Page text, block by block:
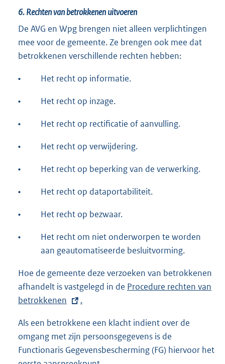
n
e
l
6.Rechten van betrokkenen uitvoeren
De AVG en Wpg brengen niet alleen verplichtingen
mee voor de gemeente. Ze brengen ook mee dat
betrokkenen verschillende rechten hebben:
• Het recht op informatie.
• Het recht op inzage.
• Het recht op rectificatie of aanvulling.
• Het recht op verwijdering.
• Het recht op beperking van de verwerking.
• Het recht op dataportabiliteit.
• Het recht op bezwaar.
•
Het recht om niet onderworpen te worden
aan geautomatiseerde besluitvorming.
Hoe de gemeente deze verzoeken van betrokkenen
afhandelt is vastgelegd in de E
e
r
n
Procedure rechten van
betrokkenen
.
Als een betrokkene een klacht indient over de
omgang met zijn persoonsgegevens is de
Functionaris Gegevensbescherming (FG) hiervoor het